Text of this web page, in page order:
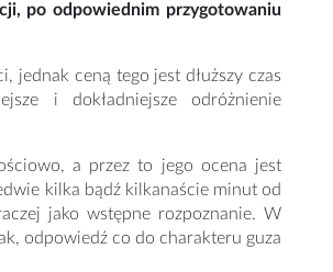
po odpowiednim przygotowaniu
jednak ceną tego jest dłuższy czas
i dokładniejsze odróżnienie
a przez to jego ocena jest
kilka bądź kilkanaście minut od
jako wstępne rozpoznanie. W
odpowiedź co do charakteru guza